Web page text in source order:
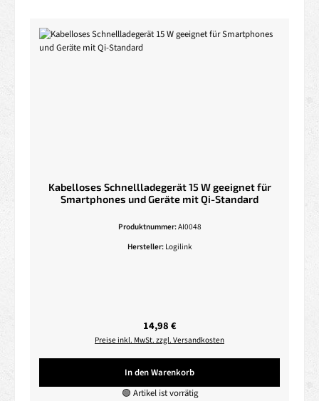
Kabelloses Schnellladegerät 15 W geeignet für
Smartphones und Geräte mit Qi-Standard
Produktnummer:AI0048
Hersteller: Logilink
Regulärer Preis:
14,98 €
Preise inkl. MwSt. zzgl. Versandkosten
In den Warenkorb
🟢 Artikel ist vorrätig